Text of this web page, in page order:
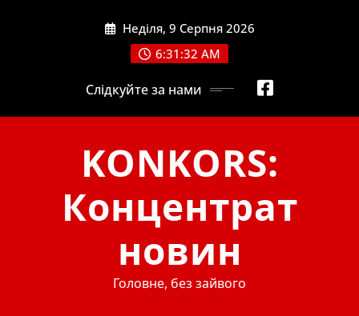
Неділя, 9 Серпня 2026
6:31:33 AM
Слідкуйте за нами
KONKORS:
Концентрат
новин
Головне, без зайвого